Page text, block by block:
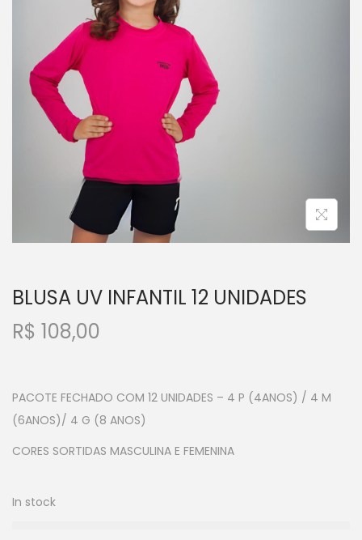
BLUSA UV INFANTIL 12 UNIDADES
R$ 108,00
PACOTE FECHADO COM 12 UNIDADES – 4 P (4ANOS) / 4 M
(6ANOS)/ 4 G (8 ANOS)
CORES SORTIDAS MASCULINA E FEMENINA
In stock